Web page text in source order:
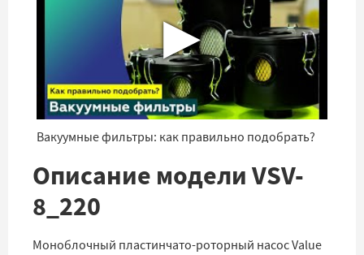
▶
Вакуумные фильтры: как правильно подобрать?
Описание модели VSV-
8_220
Моноблочный пластинчато-роторный насос Value